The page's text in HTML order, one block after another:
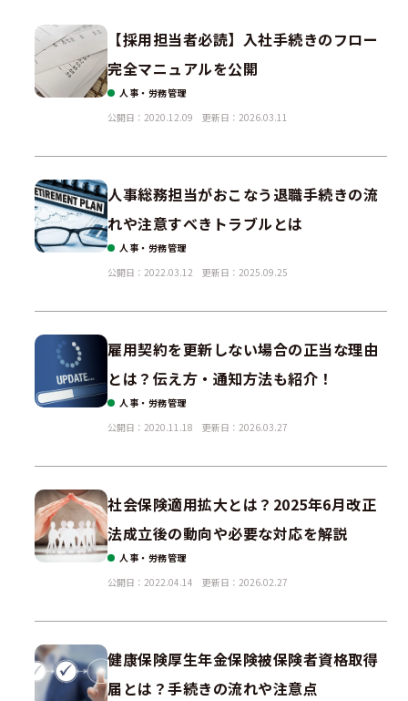
【採用担当者必読】入社手続きのフロー
完全マニュアルを公開
人事・労務管理
公開日：2020.12.09
更新日：2026.03.11
人事総務担当がおこなう退職手続きの流
れや注意すべきトラブルとは
人事・労務管理
公開日：2022.03.12
更新日：2025.09.25
雇用契約を更新しない場合の正当な理由
とは？伝え方・通知方法も紹介！
人事・労務管理
公開日：2020.11.18
更新日：2026.03.27
社会保険適用拡大とは？2025年6月改正
法成立後の動向や必要な対応を解説
人事・労務管理
公開日：2022.04.14
更新日：2026.02.27
健康保険厚生年金保険被保険者資格取得
届とは？手続きの流れや注意点